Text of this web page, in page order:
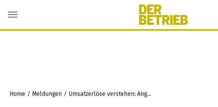
Home / Meldungen / Umsatzerlöse verstehen: Angaben im Anhang nach IFRS 15